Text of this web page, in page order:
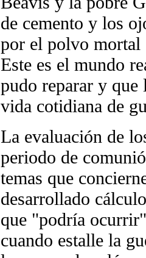
de cemento y los
por el polvo mortal
Este es el mundo
pudo reparar y
vida cotidiana de
La evaluación de
periodo de
temas que
desarrollado
que "podría
cuando estalle la